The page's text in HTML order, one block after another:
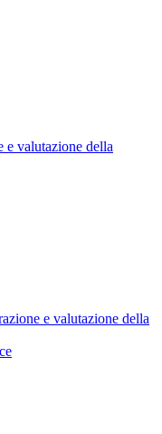
e valutazione della
e valutazione della